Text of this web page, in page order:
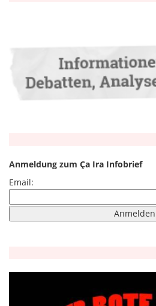
Anmeldung zum Ça Ira Infobrief
Email: